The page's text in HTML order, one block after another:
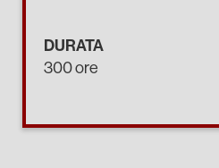
DURATA
300 ore